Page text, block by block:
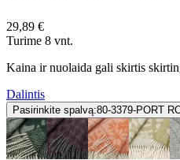
29,89 €
Turime 8 vnt.
Kaina ir nuolaida gali skirtis
Dalintis
Pasirinkite spalvą:80-3379-PORT